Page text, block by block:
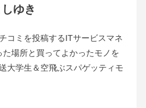
しゆき
コミを投稿するITサービスマネ
場所と買ってよかったモノを
大学生＆空飛ぶスパゲッティモ